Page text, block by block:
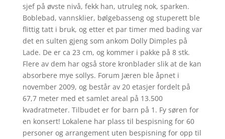
sjef på øvste nivå, fekk han, utruleg nok, sparken.
Boblebad, vannsklier, bølgebasseng og stuperett ble
flittig tatt i bruk, og etter et par timer med bading var
det en sulten gjeng som ankom Dolly Dimples på
Lade. De er ca 23 cm, og kommer i pakke på 8 stk.
Flere av dem har også store kronblader slik at de kan
absorbere mye sollys. Forum Jæren ble åpnet i
november 2009, og består av 20 etasjer fordelt på
67,7 meter med et samlet areal på 13.500
kvadratmeter. Tilbudet er for barn på 1. Fy søren for
en konsert! Lokalene har plass til bespisning for 60
personer og arrangement uten bespisning for opp til